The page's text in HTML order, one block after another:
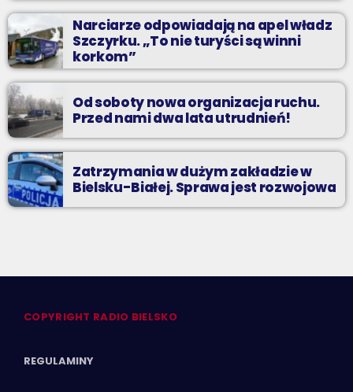
Narciarze odpowiadają na apel władz
Szczyrku. „To nie turyści są winni
korkom”
Od soboty nowa organizacja ruchu.
Przed nami dwa lata utrudnień!
Zatrzymania w dużym zakładzie w
Bielsku-Białej. Sprawa jest rozwojowa
COPYRIGHT RADIO BIELSKO
REGULAMINY